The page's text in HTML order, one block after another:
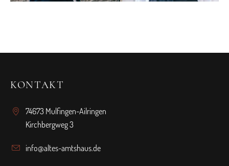
KONTAKT
74673 Mulfingen-Ailringen
Kirchbergweg 3
info@altes-amtshaus.de